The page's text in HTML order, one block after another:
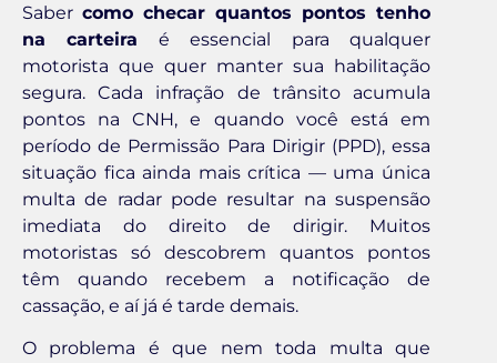
Saber como checar quantos pontos tenho
na carteira é essencial para qualquer
motorista que quer manter sua habilitação
segura. Cada infração de trânsito acumula
pontos na CNH, e quando você está em
período de Permissão Para Dirigir (PPD), essa
situação fica ainda mais crítica — uma única
multa de radar pode resultar na suspensão
imediata do direito de dirigir. Muitos
motoristas só descobrem quantos pontos
têm quando recebem a notificação de
cassação, e aí já é tarde demais.
O problema é que nem toda multa que